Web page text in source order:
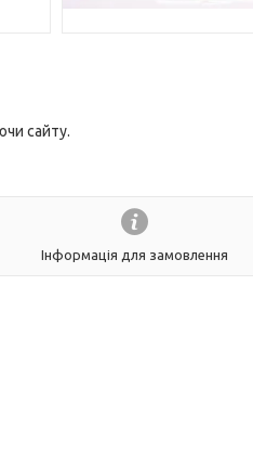
сайту.
Інформація для замовлення